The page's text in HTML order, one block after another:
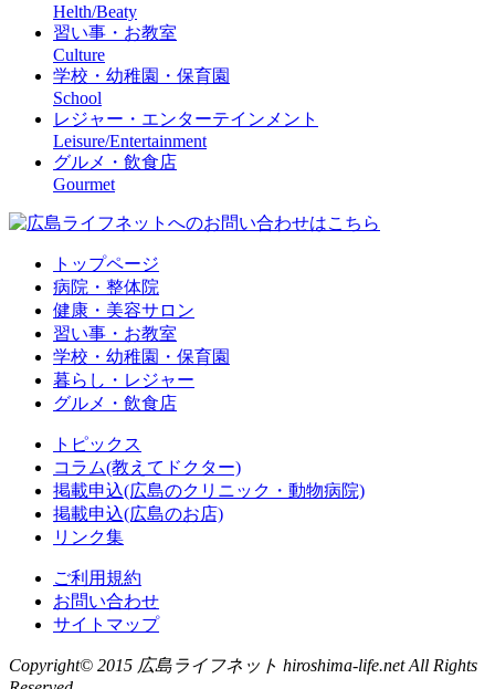
Helth/Beaty
習い事・お教室
Culture
学校・幼稚園・保育園
School
レジャー・エンターテインメント
Leisure/Entertainment
グルメ・飲食店
Gourmet
トップページ
病院・整体院
健康・美容サロン
習い事・お教室
学校・幼稚園・保育園
暮らし・レジャー
グルメ・飲食店
トピックス
コラム(教えてドクター)
掲載申込(広島のクリニック・動物病院)
掲載申込(広島のお店)
リンク集
ご利用規約
お問い合わせ
サイトマップ
Copyright© 2015 広島ライフネット hiroshima-life.net All Rights